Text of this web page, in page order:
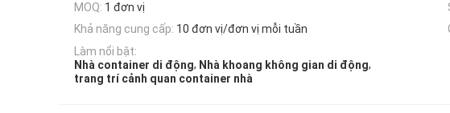
MOQ: 1 đơn vị
Khả năng cung cấp: 10 đơn vị/đơn vị mỗi tuần
Làm nổi bật:
Nhà container di động, Nhà khoang không gian di động,
trang trí cảnh quan container nhà